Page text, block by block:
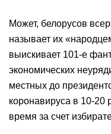
Может, белорусов
называет их
выискивает 101-е
экономических
местных до
коронавируса в 10-20
время за счет